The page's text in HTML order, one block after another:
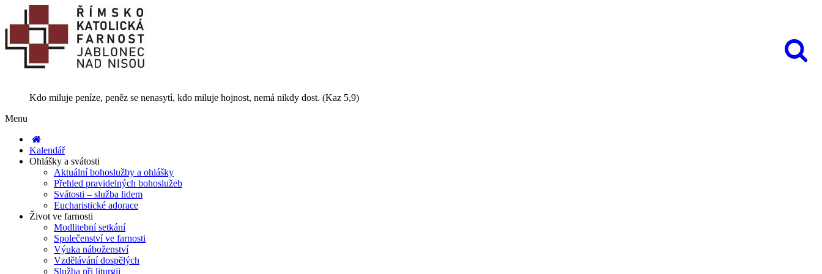
Kdo miluje peníze, peněz se nenasytí, kdo miluje hojnost, nemá nikdy dost. (Kaz 5,9)
Menu
Kalendář
Ohlášky a svátosti
Aktuální bohoslužby a ohlášky
Přehled pravidelných bohoslužeb
Svátosti – služba lidem
Eucharistické adorace
Život ve farnosti
Modlitební setkání
Společenství ve farnosti
Výuka náboženství
Vzdělávání dospělých
Služba při liturgii